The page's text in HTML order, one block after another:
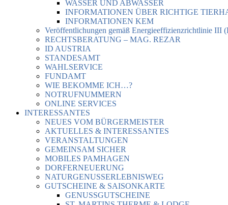
WASSER UND ABWASSER
INFORMATIONEN ÜBER RICHTIGE
INFORMATIONEN KEM
Veröffentlichungen gemäß Energieeffizienzrichtlinie III
RECHTSBERATUNG – MAG. REZAR
ID AUSTRIA
STANDESAMT
WAHLSERVICE
FUNDAMT
WIE BEKOMME ICH…?
NOTRUFNUMMERN
ONLINE SERVICES
INTERESSANTES
NEUES VOM BÜRGERMEISTER
AKTUELLES & INTERESSANTES
VERANSTALTUNGEN
GEMEINSAM SICHER
MOBILES PAMHAGEN
DORFERNEUERUNG
NATURGENUSSERLEBNISWEG
GUTSCHEINE & SAISONKARTE
GENUSSGUTSCHEINE